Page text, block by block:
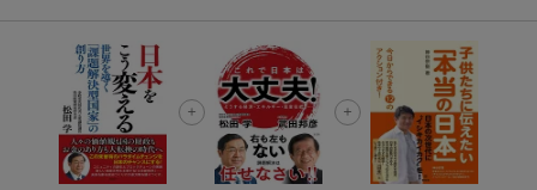
エントリー＆3,000円以上購入で無料データSIM（3GB/月プ
ラン）が当たる！
楽天モバイル紹介キャンペーンの拡散で300円OFFクーポン
進呈